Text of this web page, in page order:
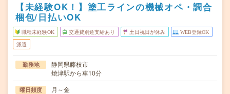
【未経験OK！】塗工ラインの機械オペ・調合
梱包/日払いOK
職種未経験OK 交通費別途支給あり 土日祝日が休み WEB登録OK
派遣
勤務地
静岡県藤枝市
焼津駅から車10分
曜日頻度 月～金